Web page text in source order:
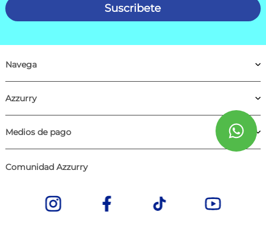
Suscribete
Navega
Azzurry
Medios de pago
Comunidad Azzurry